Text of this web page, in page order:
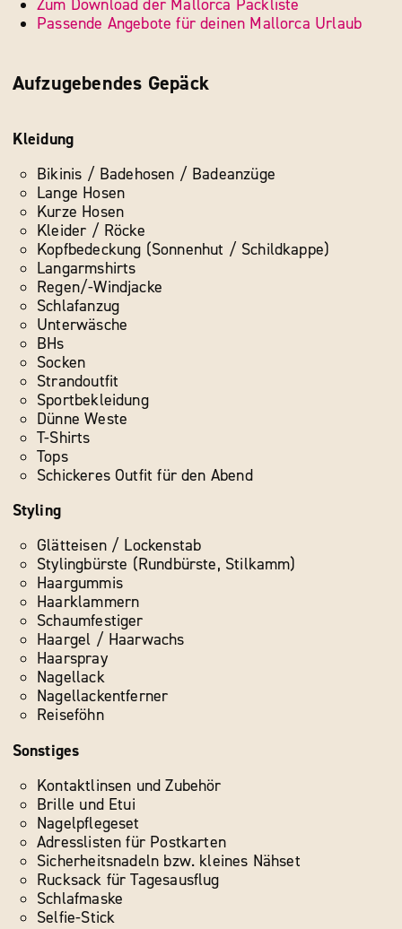
Zum Download der Mallorca Packliste
Passende Angebote für deinen Mallorca Urlaub
Aufzugebendes Gepäck
Kleidung
Bikinis / Badehosen / Badeanzüge
Lange Hosen
Kurze Hosen
Kleider / Röcke
Kopfbedeckung (Sonnenhut / Schildkappe)
Langarmshirts
Regen/-Windjacke
Schlafanzug
Unterwäsche
BHs
Socken
Strandoutfit
Sportbekleidung
Dünne Weste
T-Shirts
Tops
Schickeres Outfit für den Abend
Styling
Glätteisen / Lockenstab
Stylingbürste (Rundbürste, Stilkamm)
Haargummis
Haarklammern
Schaumfestiger
Haargel / Haarwachs
Haarspray
Nagellack
Nagellackentferner
Reiseföhn
Sonstiges
Kontaktlinsen und Zubehör
Brille und Etui
Nagelpflegeset
Adresslisten für Postkarten
Sicherheitsnadeln bzw. kleines Nähset
Rucksack für Tagesausflug
Schlafmaske
Selfie-Stick